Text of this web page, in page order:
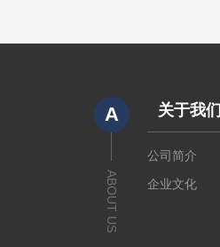
A
ABOUT US
关于我们
公司简介
企业文化